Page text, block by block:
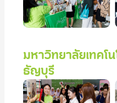
มหาวิทยาลัยเทคโ
ธัญบุรี